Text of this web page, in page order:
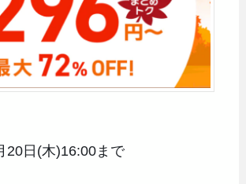
20日(木)16:00まで